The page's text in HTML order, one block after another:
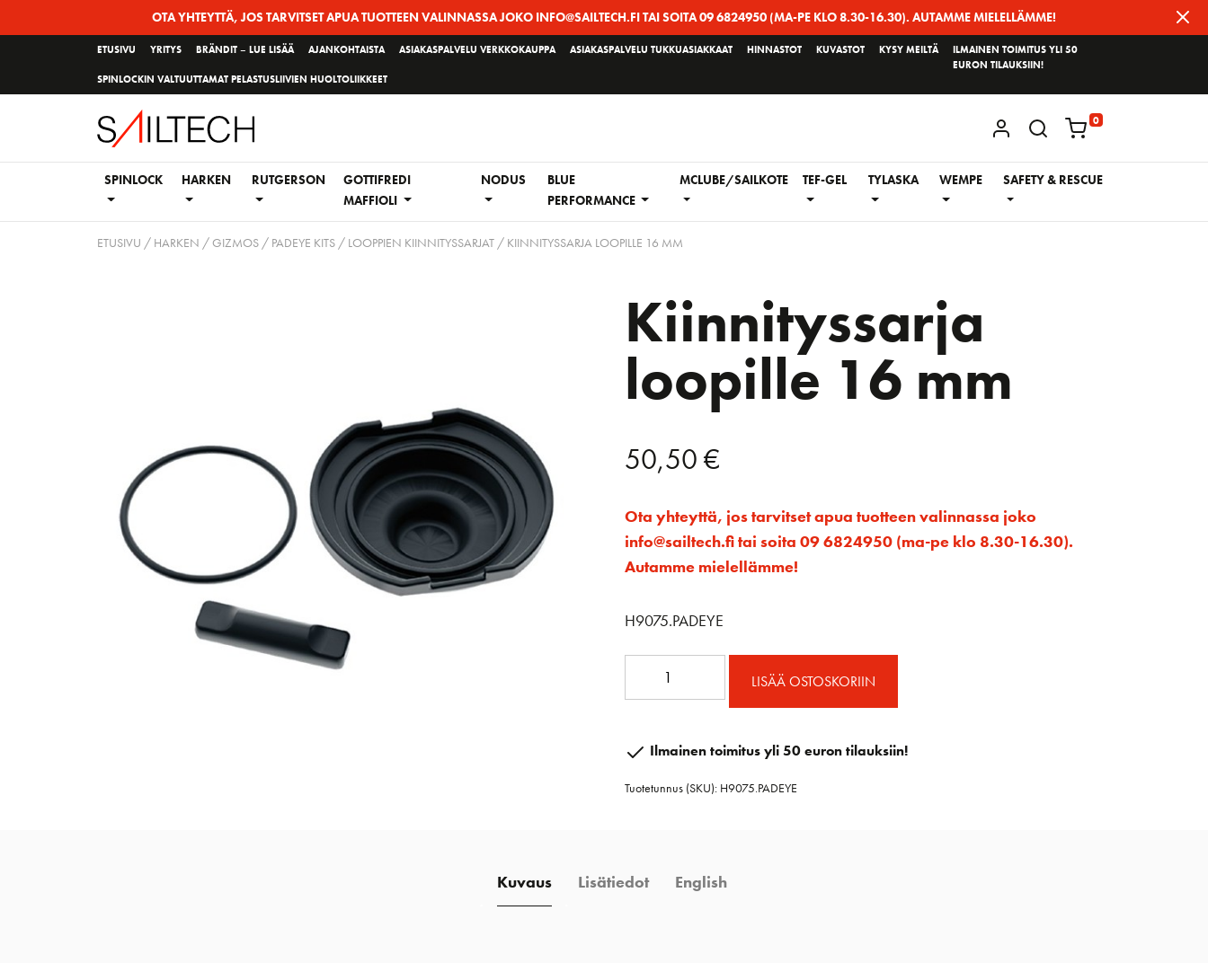
OTA YHTEYTTÄ, JOS TARVITSET APUA TUOTTEEN VALINNASSA JOKO INFO@SAILTECH.FI TAI SOITA 09 6824950 (MA-PE KLO 8.30-16.30). AUTAMME MIELELLÄMME!
ETUSIVU YRITYS BRÄNDIT – LUE LISÄÄ AJANKOHTAISTA ASIAKASPALVELU VERKKOKAUPPA ASIAKASPALVELU TUKKUASIAKKAAT HINNASTOT KUVASTOT KYSY MEILTÄ
SPINLOCKIN VALTUUTTAMAT PELASTUSLIIVIEN HUOLTOLIIKKEET
ILMAINEN TOIMITUS YLI 50
EURON TILAUKSIIN!
KIRJAUDU / REKISTERÖIDY
0
SPINLOCK HARKEN RUTGERSON
GOTTIFREDI
MAFFIOLI
NODUS
BLUE
PERFORMANCE
MCLUBE/SAILKOTE TEF-GEL TYLASKA WEMPE SAFETY & RESCUE
ETUSIVU / HARKEN /GIZMOS/ PADEYE KITS / LOOPPIEN KIINNITYSSARJAT/ KIINNITYSSARJA LOOPILLE 16 MM
Kiinnityssarja
loopille 16 mm
50,50€
Ota yhteyttä, jos tarvitset apua tuotteen valinnassa joko
info@sailtech.fi tai soita 09 6824950 (ma-pe klo 8.30-16.30).
Autamme mielellämme!
H9075.PADEYE
mm
LISÄÄ OSTOSKORIIN
Ilmainen toimitus yli 50 euron tilauksiin!
Tuotetunnus (SKU): H9075.PADEYE
Kuvaus Lisätiedot English